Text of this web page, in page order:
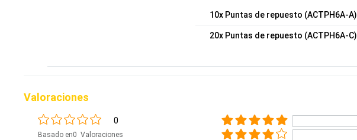
10x Puntas de repuesto (ACTPH6A-A)
20x Puntas de repuesto (ACTPH6A-C)
Valoraciones
0
Basado en0 Valoraciones